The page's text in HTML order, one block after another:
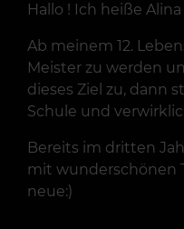
Hallo ! Ich heiße Alina
Ab meinem 12.
Meister zu werden
dieses Ziel zu, dann
Schule und
Bereits im dritten
mit wunderschönen
neue:)